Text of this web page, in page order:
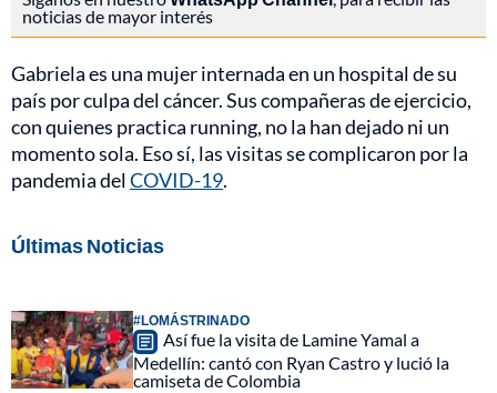
noticias de mayor interés
Gabriela es una mujer internada en un hospital de su
país por culpa del cáncer. Sus compañeras de ejercicio,
con quienes practica running, no la han dejado ni un
momento sola. Eso sí, las visitas se complicaron por la
pandemia delCOVID-19.
Últimas Noticias
#LOMÁSTRINADO
Así fue la visita de Lamine Yamal a
Medellín: cantó con Ryan Castro y lució la
camiseta de Colombia